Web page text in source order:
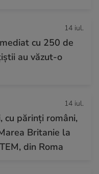
14 iul.
cu 250 de
au văzut-o
14 iul.
cu părinți români,
Britanie la
din Roma